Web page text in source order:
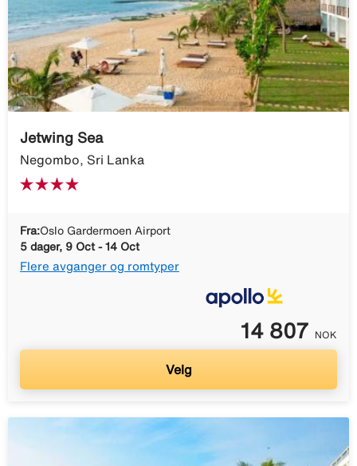
Jetwing Sea
Negombo, Sri Lanka
Fra:Oslo Gardermoen Airport
5 dager, 9 Oct - 14 Oct
Flere avganger og romtyper
14 807 NOK
Velg